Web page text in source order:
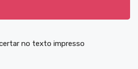
no texto impresso